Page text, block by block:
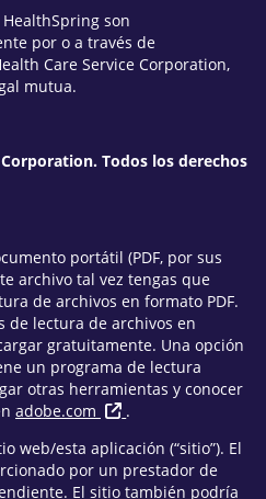
son
por o a través de
Care Service Corporation,
mutua.
Todos los derechos
portátil (PDF, por sus
archivo tal vez tengas que
de archivos en formato PDF.
de lectura de archivos en
gratuitamente. Una opción
un programa de lectura
otras herramientas y conocer
adobe.com
.
web/esta aplicación (“sitio”). El
por un prestador de
El sitio también podría